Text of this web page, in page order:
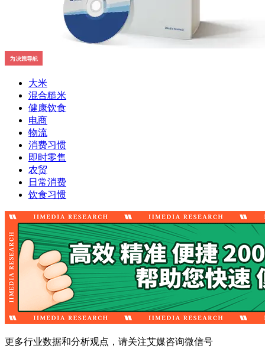
大米
混合糙米
健康饮食
电商
物流
消费习惯
即时零售
农贸
日常消费
饮食习惯
更多行业数据和分析观点，请关注艾媒咨询微信号